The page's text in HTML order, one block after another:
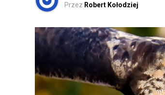
Przez Robert Kołodziej